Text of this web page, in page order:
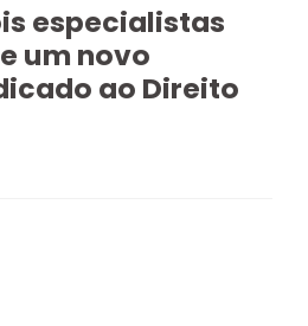
especialistas
um novo
ao Direito